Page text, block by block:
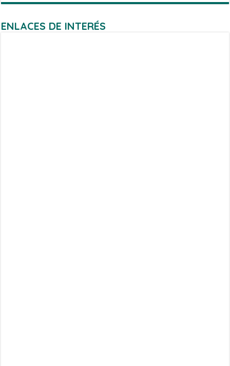
ENLACES DE INTERÉS